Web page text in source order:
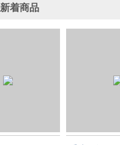
新着商品